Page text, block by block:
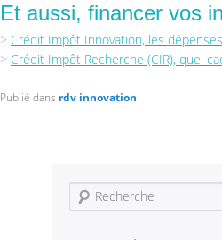
Et aussi, financer vos
> Crédit Impôt Innovation, les
> Crédit Impôt Recherche (CIR), quel
Publié dans rdv innovation
Recherche